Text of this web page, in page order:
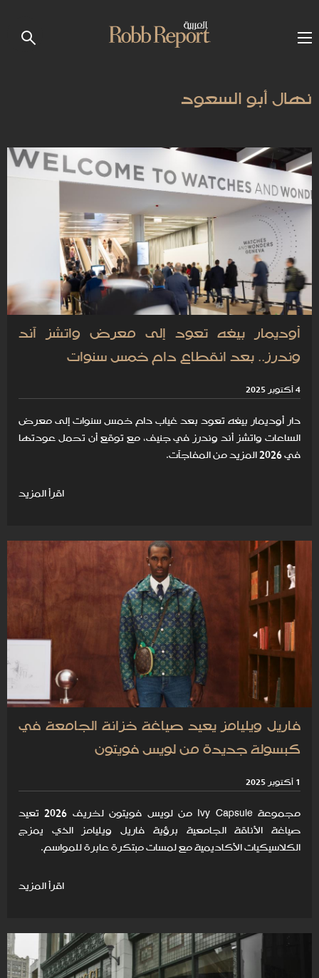
نهال أبو السعود
أوديمار بيغه تعود إلى معرض واتشز آند
وندرز.. بعد انقطاع دام خمس سنوات
4 أكتوبر 2025
دار أوديمار بيغه تعود بعد غياب دام خمس سنوات إلى معرض
الساعات واتشز أند وندرز في جنيف، مع توقع أن تحمل عودتها
في 2026 المزيد من المفاجآت.
اقرأ المزيد
فاريل ويليامز يعيد صياغة خزانة الجامعة في
كبسولة جديدة من لويس فويتون
1 أكتوبر 2025
مجموعة Ivy Capsule من لويس فويتون لخريف 2026 تعيد
صياغة الأناقة الجامعية برؤية فاريل ويليامز الذي يمزج
الكلاسيكيات الأكاديمية مع لمسات مبتكرة عابرة للمواسم.
اقرأ المزيد